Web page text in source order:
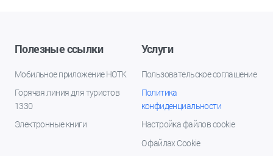
Полезные ссылки
Мобильное приложение НОТК
Горячая линия для туристов
1330
Электронные книги
Услуги
Пользовательское соглашение
Политика
конфиденциальности
Настройка файлов cookie
О файлах Cookie